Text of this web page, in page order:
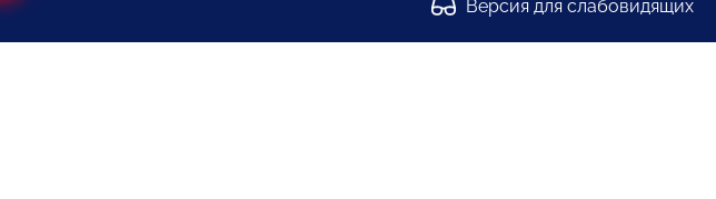
Версия для слабовидящих